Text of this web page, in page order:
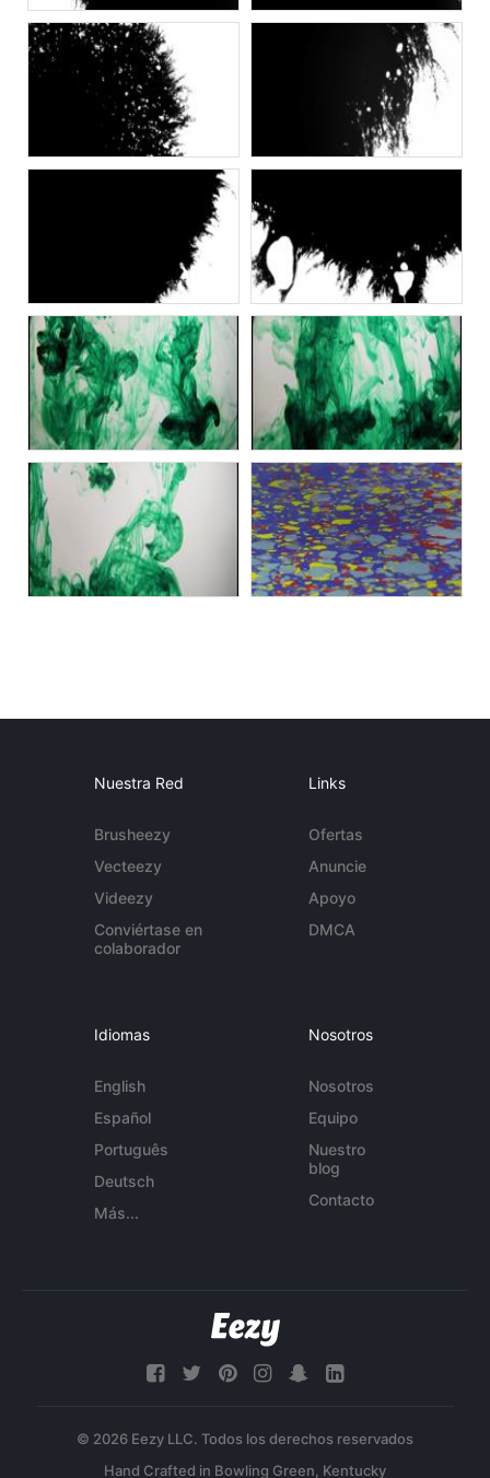
Nuestra Red
Brusheezy
Vecteezy
Videezy
Conviértase en
colaborador
Links
Ofertas
Anuncie
Apoyo
DMCA
Idiomas
English
Español
Português
Deutsch
Más...
Nosotros
Nosotros
Equipo
Nuestro
blog
Contacto
© 2026 Eezy LLC. Todos los derechos reservados